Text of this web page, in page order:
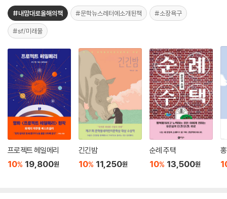
#내맘대로올해의책 #문학뉴스레터에소개된책 #소장욕구
#sf/미래물
프로젝트 헤일메리
10% 19,800원
긴긴밤
10% 11,250원
순례 주택
10% 13,500원